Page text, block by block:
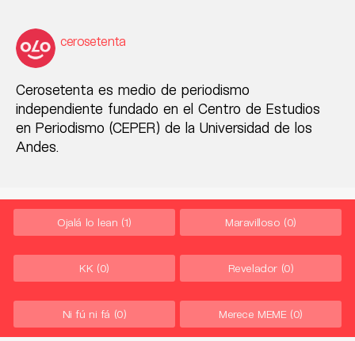
cerosetenta
Cerosetenta es medio de periodismo
independiente fundado en el Centro de Estudios
en Periodismo (CEPER) de la Universidad de los
Andes.
Ojalá lo lean (1) Maravilloso (0)
KK (0) Revelador (0)
Ni fú ni fá (0) Merece MEME (0)